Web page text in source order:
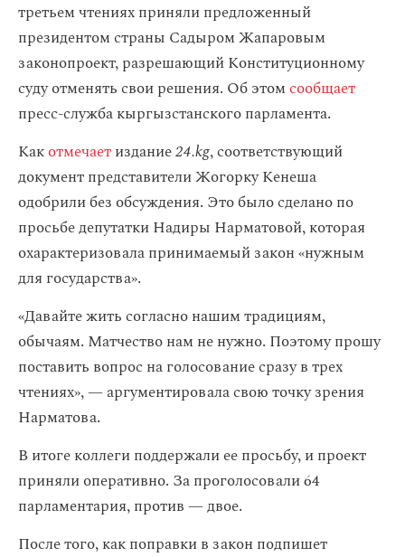
третьем чтениях приняли предложенный
президентом страны Садыром Жапаровым
законопроект, разрешающий Конституционному
суду отменять свои решения. Об этомсообщает
пресс-служба кыргызстанского парламента.
Какотмечаетиздание24.kg, соответствующий
документ представители Жогорку Кенеша
одобрили без обсуждения. Это было сделано по
просьбе депутатки Надиры Нарматовой, которая
охарактеризовала принимаемый закон «нужным
для государства».
«Давайте жить согласно нашим традициям,
обычаям. Матчество нам не нужно. Поэтому прошу
поставить вопрос на голосование сразу в трех
чтениях», — аргументировала свою точку зрения
Нарматова.
В итоге коллеги поддержали ее просьбу, и проект
приняли оперативно. За проголосовали 64
парламентария, против — двое.
После того, как поправки в закон подпишет